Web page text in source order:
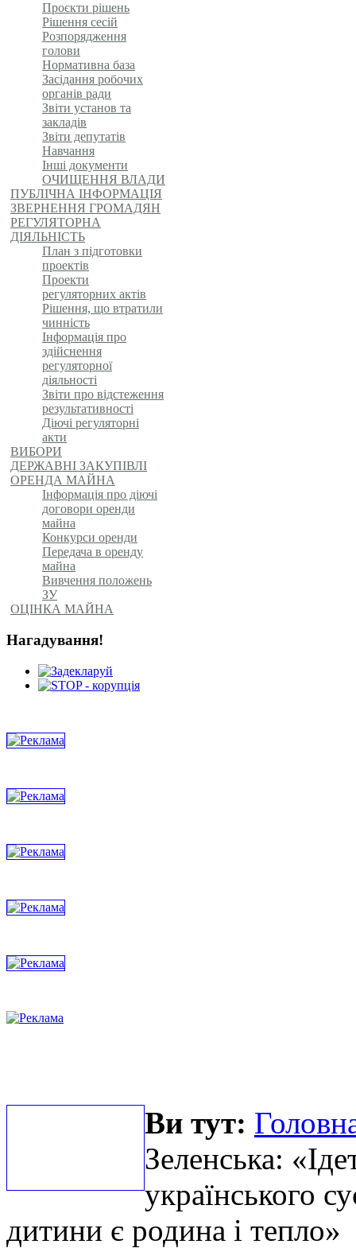
Проєкти рішень
Рішення сесій
Розпорядження
голови
Нормативна база
Засідання робочих
органів ради
Звіти установ та
закладів
Звіти депутатів
Навчання
Інші документи
ОЧИЩЕННЯ ВЛАДИ
ПУБЛІЧНА ІНФОРМАЦІЯ
ЗВЕРНЕННЯ ГРОМАДЯН
РЕГУЛЯТОРНА
ДІЯЛЬНІСТЬ
План з підготовки
проектів
Проекти
регуляторних актів
Рішення, що втратили
чинність
Інформація про
здійснення
регуляторної
діяльності
Звіти про відстеження
результативності
Діючі регуляторні
акти
ВИБОРИ
ДЕРЖАВНІ ЗАКУПІВЛІ
ОРЕНДА МАЙНА
Інформація про діючі
договори оренди
майна
Конкурси оренди
Передача в оренду
майна
Вивчення положень
ЗУ
ОЦІНКА МАЙНА
Нагадування!
Ви тут:
Зеленська:
українського
дитини є родина і тепло»